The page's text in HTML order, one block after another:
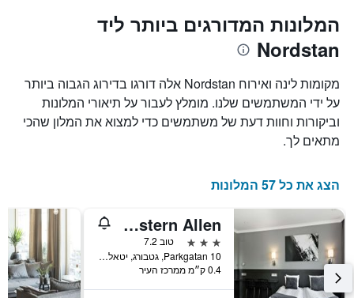
המלונות המדורגים ביותר ליד
Nordstan
מקומות לינה ואירוח Nordstan אלה דורגו בדירוג הגבוה ביותר
על ידי המשתמשים שלנו. מומלץ לעבור על תיאורי המלונות
וביקורות וחוות דעת של משתמשים כדי למצוא את המלון שהכי
מתאים לך.
הצג את כל 57 המלונות
Sure Hotel by Best Western Allen
3 כוכבים
טוב 7.2
Parkgatan 10, גטבורג, יטאלנד המערבית, שוודיה
0.4 ק״מ ממרכז העיר